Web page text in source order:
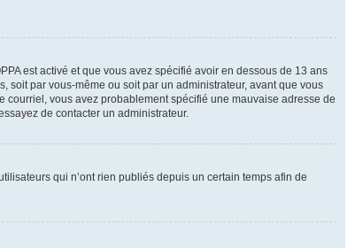
est activé et que vous avez spécifié avoir en dessous de 13 ans
soit par vous-même ou soit par un administrateur, avant que vous
vous avez probablement spécifié une mauvaise adresse de
de contacter un administrateur.
qui n’ont rien publiés depuis un certain temps afin de